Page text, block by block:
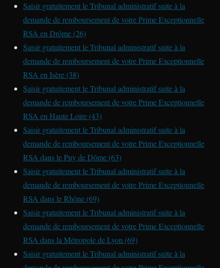
Saisir gratuitement le Tribunal administratif suite à la
demande de remboursement de votre Prime Exceptionnelle
RSA en Drôme (26)
Saisir gratuitement le Tribunal administratif suite à la
demande de remboursement de votre Prime Exceptionnelle
RSA en Isère (38)
Saisir gratuitement le Tribunal administratif suite à la
demande de remboursement de votre Prime Exceptionnelle
RSA en Haute Loire (43)
Saisir gratuitement le Tribunal administratif suite à la
demande de remboursement de votre Prime Exceptionnelle
RSA dans le Puy de Dôme (63)
Saisir gratuitement le Tribunal administratif suite à la
demande de remboursement de votre Prime Exceptionnelle
RSA dans le Rhône (69)
Saisir gratuitement le Tribunal administratif suite à la
demande de remboursement de votre Prime Exceptionnelle
RSA dans la Métropole de Lyon (69)
Saisir gratuitement le Tribunal administratif suite à la